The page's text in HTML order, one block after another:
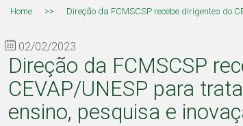
Home >> Direção da FCMSCSP recebe dirigentes do
02/02/2023
Direção da FCMSCSP
CEVAP/UNESP para
ensino, pesquisa e